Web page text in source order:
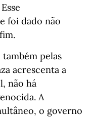
foi dado não
pelas
acrescenta a
não há
A
o governo